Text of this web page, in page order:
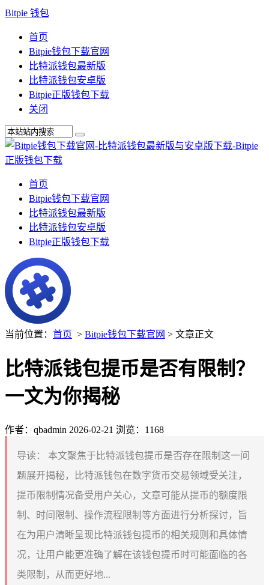
Bitpie 钱包
首页
Bitpie钱包下载官网
比特派钱包最新版
比特派钱包安卓版
Bitpie正版钱包下载
关闭
首页
Bitpie钱包下载官网
比特派钱包最新版
比特派钱包安卓版
Bitpie正版钱包下载
当前位置： 首页 > Bitpie钱包下载官网 > 文章正文
比特派钱包提币是否有限制？
一文为你揭秘
作者：qbadmin 2026-02-21 浏览：1168
导读：
本文聚焦于比特派钱包提币是否存在限制这一问
题展开揭秘，比特派钱包在数字货币交易领域受关注，
提币限制情况备受用户关心，文章可能从提币的额度限
制、时间限制、操作流程限制等方面进行分析探讨，旨
在为用户清晰呈现比特派钱包提币的相关规则和具体情
况，让用户能更准确了解在该钱包提币时可能面临的各
类限制，从而更好地...